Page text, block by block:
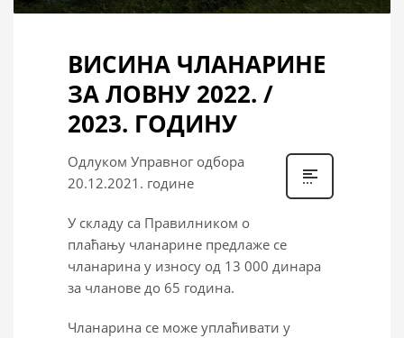
ВИСИНА ЧЛАНАРИНЕ
ЗА ЛОВНУ 2022. /
2023. ГОДИНУ
Одлуком Управног одбора
20.12.2021. године
У складу са Правилником о
плаћању чланарине предлаже се
чланарина у износу од 13 000 динара
за чланове до 65 година.
Чланарина се може уплаћивати у